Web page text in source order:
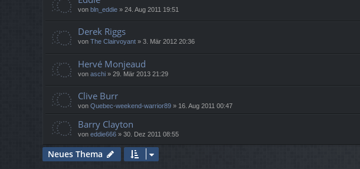
von bln_eddie » 24. Aug 2011 19:51
Derek Riggs
von The Clairvoyant » 3. Mär 2012 20:36
Hervé Monjeaud
von aschi » 29. Mär 2013 21:29
Clive Burr
von Quebec-weekend-warrior89 » 16. Aug 2011 00:47
Barry Clayton
von eddie666 » 30. Dez 2011 08:55
Neues Thema